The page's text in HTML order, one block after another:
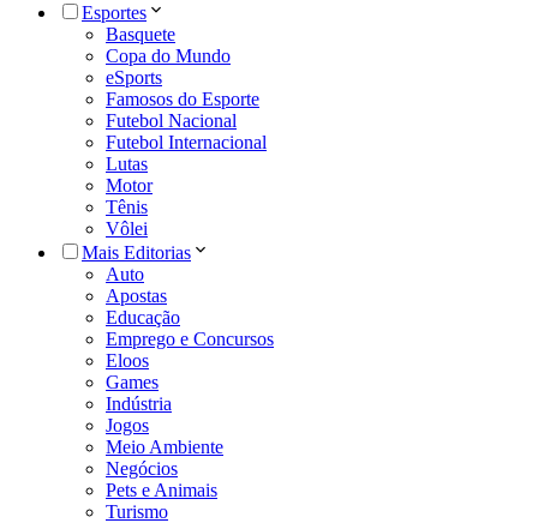
Esportes
Basquete
Copa do Mundo
eSports
Famosos do Esporte
Futebol Nacional
Futebol Internacional
Lutas
Motor
Tênis
Vôlei
Mais Editorias
Auto
Apostas
Educação
Emprego e Concursos
Eloos
Games
Indústria
Jogos
Meio Ambiente
Negócios
Pets e Animais
Turismo